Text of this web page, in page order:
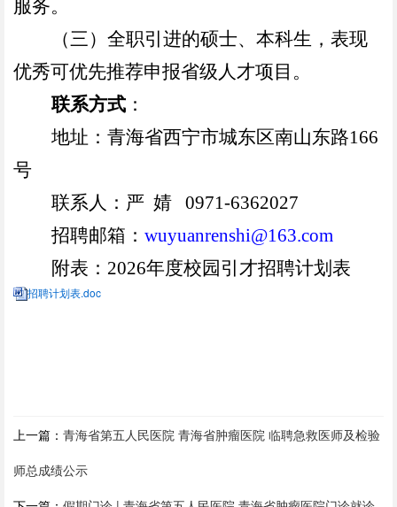
服务。
（三）全职引进的硕士、本科生，表现
优秀可优先推荐申报省级人才项目。
联系方式 ：
地址：青海省西宁市城东区南山东路166
号
联系人：严 婧 0971-6362027
招聘邮箱： wuyuanrenshi@163.com
附表： 2026年度校园引才招聘计划表
招聘计划表.doc
上一篇： 青海省第五人民医院 青海省肿瘤医院 临聘急救医师及检验
师总成绩公示